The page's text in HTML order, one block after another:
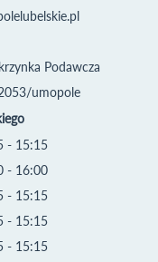
Podawcza
umopole
- 15:15
- 16:00
- 15:15
- 15:15
- 15:15